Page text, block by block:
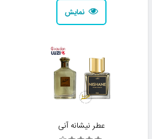
نمایش
عطر نیشانه آنی